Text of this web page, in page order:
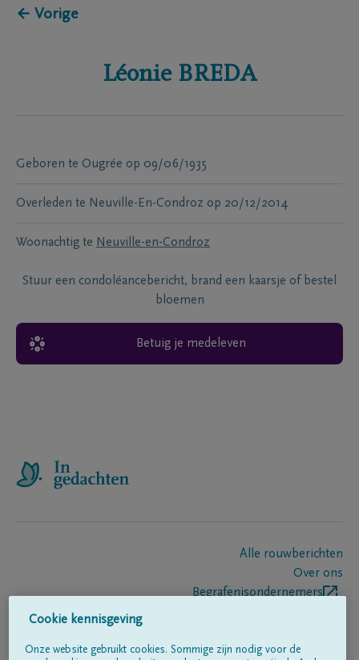
← Vorige
Léonie BREDA
Geboren te Ougrée op 09/06/1935
Overleden te Neuville-En-Condroz op 20/12/2014
Woonachtig te Neuville-en-Condroz
Stuur een condoléancebericht, brand een kaarsje of bestel
bloemen
Betuig je medeleven
Alle rouwberichten
Over ons
Begrafenisondernemers
Cookie kennisgeving
Onze website gebruikt cookies. Sommige zijn nodig voor de